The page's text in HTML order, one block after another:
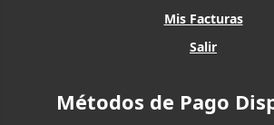
Mis Facturas
Salir
Métodos de Pago